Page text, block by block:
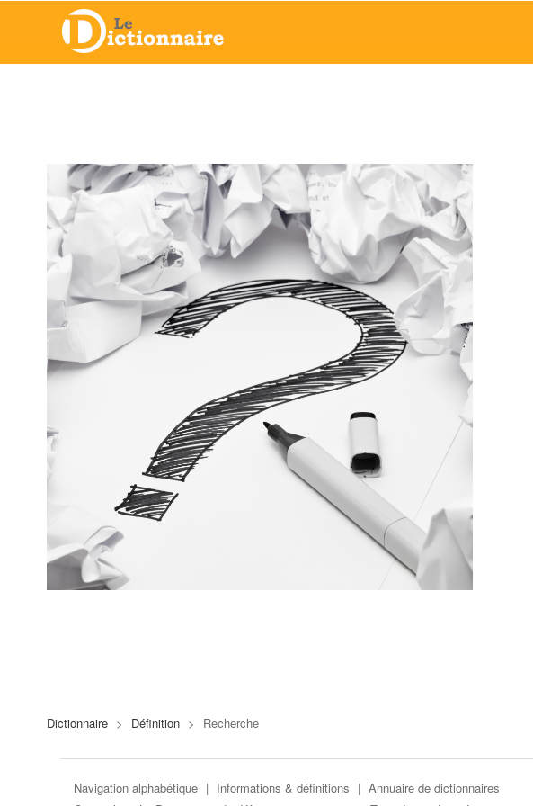
Dictionnaire > Définition > Recherche
Navigation alphabétique | Informations & définitions | Annuaire de dictionnaires